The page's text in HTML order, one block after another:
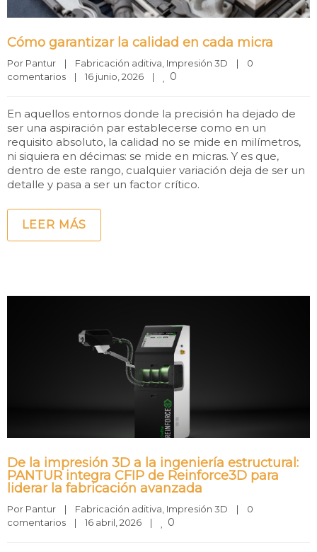
Cómo garantizar la calidad en cada micra
Por Pantur | Fabricación aditiva Impresión 3D |
0
comentarios
| 16 junio, 2026 | 0
En aquellos entornos donde la precisión ha dejado de
ser una aspiración par establecerse como en un
requisito absoluto, la calidad no se mide en milímetros,
ni siquiera en décimas: se mide en micras. Y es que,
dentro de este rango, cualquier variación deja de ser un
detalle y pasa a ser un factor crítico.
LEER MÁS
De la impresión 3D a la ingeniería estructural:
PANTUR integra CFIP de Reinforce3D para
liderar la fabricación avanzada
Por Pantur | Fabricación aditiva Impresión 3D |
0
comentarios
| 16 abril, 2026 | 0